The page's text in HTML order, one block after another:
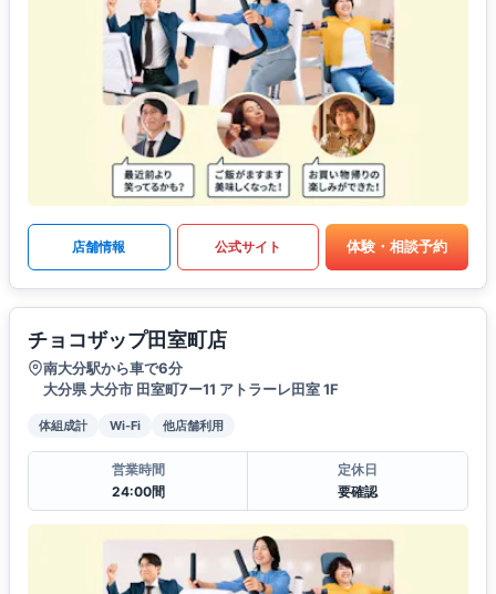
店舗情報 公式サイト 体験・相談予約
チョコザップ田室町店
南大分駅から車で6分
大分県 大分市 田室町7ー11 アトラーレ田室 1F
体組成計 Wi-Fi 他店舗利用
営業時間
24:00間
定休日
要確認